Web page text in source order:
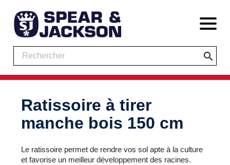
search
Ratissoire à tirer
manche bois 150 cm
Le ratissoire permet de rendre vos sol apte à la culture
et favorise un meilleur développement des racines.